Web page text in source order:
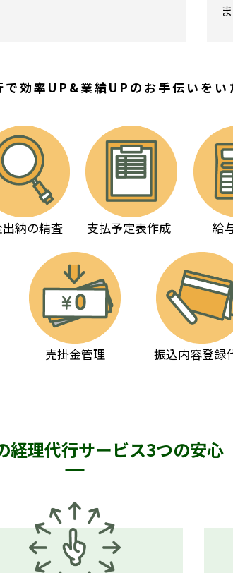
で効率UP&業績UPのお手伝いをい
納の精査 支払予定表作成 給
売掛金管理 振込内容登録
経理代行サービス3つの安心